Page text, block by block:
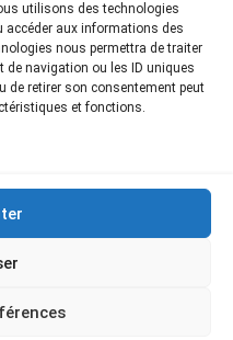
utilisons des technologies
accéder aux informations des
nous permettra de traiter
de navigation ou les ID uniques
de retirer son consentement peut
et fonctions.
sur TF1